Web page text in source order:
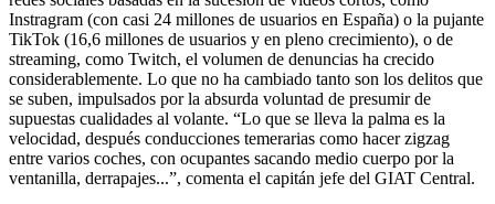
Instragram (con casi 24 millones de usuarios en España) o la pujante
TikTok (16,6 millones de usuarios y en pleno crecimiento), o de
streaming, como Twitch, el volumen de denuncias ha crecido
considerablemente. Lo que no ha cambiado tanto son los delitos que
se suben, impulsados por la absurda voluntad de presumir de
supuestas cualidades al volante. “Lo que se lleva la palma es la
velocidad, después conducciones temerarias como hacer zigzag
entre varios coches, con ocupantes sacando medio cuerpo por la
ventanilla, derrapajes...”, comenta el capitán jefe del GIAT Central.